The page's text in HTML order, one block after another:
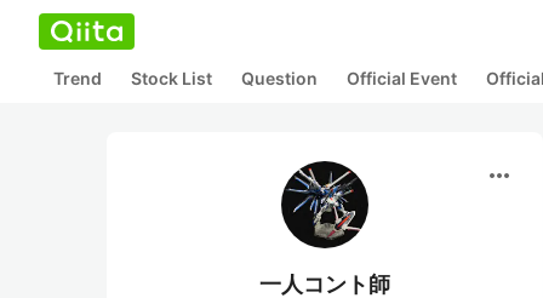
Trend Stock List Question Official Event
more_horiz
一人コント師